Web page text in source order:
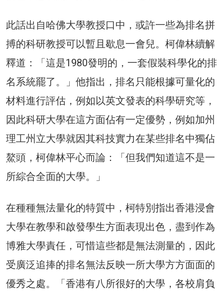
此話出自哈佛大學教授口中，或許一些為排名拼
搏的科研教授可以暫且歇息一會兒。柯偉林續解
釋道：「這是1980發明的，一套假裝科學化的排
名系統罷了。」他指出，排名只能根據可量化的
材料進行評估，例如以英文發表的科學研究等，
因此科研大學在這方面佔有一定優勢，例如加州
理工州立大學就因其科技實力在某些排名中獨佔
鰲頭，柯偉林平心而論：「但我們知道這不是一
所綜合全面的大學。」
在種種無法量化的特質中，柯特別指出香港浸會
大學在教學和啟發學生方面表現出色，盡到作為
博雅大學責任，可惜這些都是無法測量的，因此
受廣泛追捧的排名無法反映一所大學方方面面的
優秀之處。「香港有八所很好的大學，各校肩負